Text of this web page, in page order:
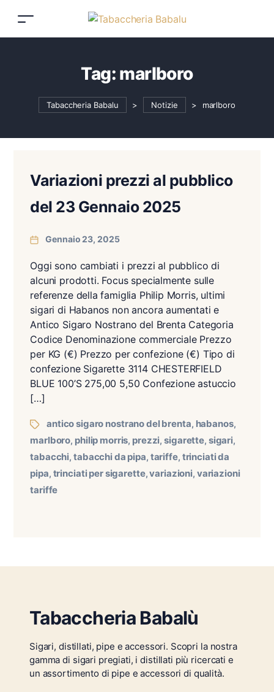
Tag: marlboro
Tabaccheria Babalu > Notizie > marlboro
Variazioni prezzi al pubblico
del 23 Gennaio 2025
Gennaio 23, 2025
Oggi sono cambiati i prezzi al pubblico di
alcuni prodotti. Focus specialmente sulle
referenze della famiglia Philip Morris, ultimi
sigari di Habanos non ancora aumentati e
Antico Sigaro Nostrano del Brenta Categoria
Codice Denominazione commerciale Prezzo
per KG (€) Prezzo per confezione (€) Tipo di
confezione Sigarette 3114 CHESTERFIELD
BLUE 100’S 275,00 5,50 Confezione astuccio
[…]
antico sigaro nostrano del brenta, habanos,
marlboro, philip morris, prezzi,sigarette, sigari,
tabacchi,tabacchi da pipa, tariffe, trinciati da
pipa, trinciati per sigarette,variazioni, variazioni
tariffe
Tabaccheria Babalù
Sigari, distillati, pipe e accessori. Scopri la nostra
gamma di sigari pregiati, i distillati più ricercati e
un assortimento di pipe e accessori di qualità.